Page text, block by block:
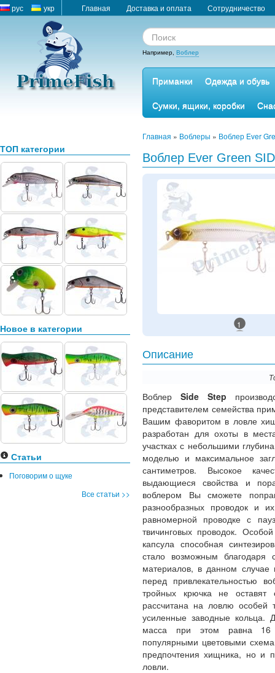
рус укр Главная Доставка и оплата Сотрудничество
Например, Воблер
Приманки
Одежда и обувь
Сумки, ящики, коробки
ТОП категории
Новое в категории
Статьи
Поговорим о щуке
Все статьи >>
Главная » Воблеры » Воблер Ever
Воблер Ever Green
1
Описание
ВоблерSide Step
представителем семейства
Вашим фаворитом в ловле
разработан для охоты в
участках с небольшими
моделью и максимальное
сантиметров. Высокое
выдающиеся свойства и
воблером Вы сможете
разнообразных проводок и
равномерной проводке с
твичинговых проводок.
капсула способная
стало возможным благодаря
материалов, в данном
перед привлекательностью
тройных крючка не
рассчитана на ловлю особей
усиленные заводные кольца.
масса при этом равна 16
популярными цветовыми
предпочтения хищника, но и
ловли.